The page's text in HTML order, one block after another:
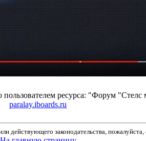
пользователем ресурса: "Форум
paralay.iboards.ru
законодательства,